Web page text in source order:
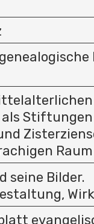
Raum
seine Bilder.